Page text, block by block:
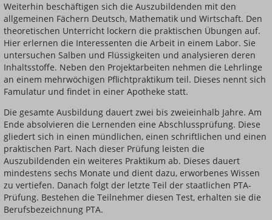
Weiterhin beschäftigen sich die Auszubildenden mit den
allgemeinen Fächern Deutsch, Mathematik und Wirtschaft. Den
theoretischen Unterricht lockern die praktischen Übungen auf.
Hier erlernen die Interessenten die Arbeit in einem Labor. Sie
untersuchen Salben und Flüssigkeiten und analysieren deren
Inhaltsstoffe. Neben den Projektarbeiten nehmen die Lehrlinge
an einem mehrwöchigen Pflichtpraktikum teil. Dieses nennt sich
Famulatur und findet in einer Apotheke statt.
Die gesamte Ausbildung dauert zwei bis zweieinhalb Jahre. Am
Ende absolvieren die Lernenden eine Abschlussprüfung. Diese
gliedert sich in einen mündlichen, einen schriftlichen und einen
praktischen Part. Nach dieser Prüfung leisten die
Auszubildenden ein weiteres Praktikum ab. Dieses dauert
mindestens sechs Monate und dient dazu, erworbenes Wissen
zu vertiefen. Danach folgt der letzte Teil der staatlichen PTA-
Prüfung. Bestehen die Teilnehmer diesen Test, erhalten sie die
Berufsbezeichnung PTA.